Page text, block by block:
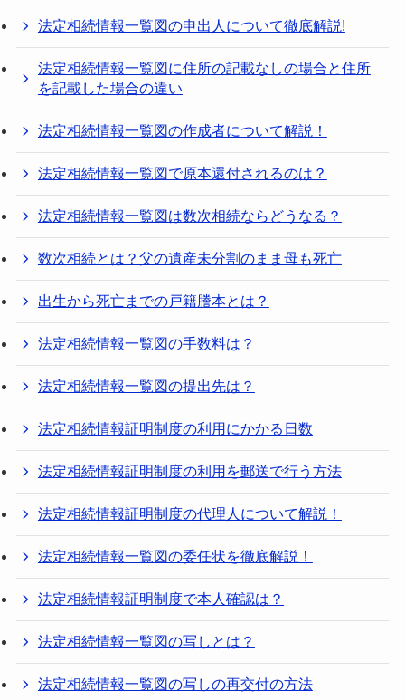
法定相続情報一覧図の申出人について徹底解説!
法定相続情報一覧図に住所の記載なしの場合と住所
を記載した場合の違い
法定相続情報一覧図の作成者について解説！
法定相続情報一覧図で原本還付されるのは？
法定相続情報一覧図は数次相続ならどうなる？
数次相続とは？父の遺産未分割のまま母も死亡
出生から死亡までの戸籍謄本とは？
法定相続情報一覧図の手数料は？
法定相続情報一覧図の提出先は？
法定相続情報証明制度の利用にかかる日数
法定相続情報証明制度の利用を郵送で行う方法
法定相続情報証明制度の代理人について解説！
法定相続情報一覧図の委任状を徹底解説！
法定相続情報証明制度で本人確認は？
法定相続情報一覧図の写しとは？
法定相続情報一覧図の写しの再交付の方法